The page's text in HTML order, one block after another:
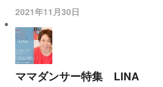
2021年11月30日
ママダンサー特集 LINA